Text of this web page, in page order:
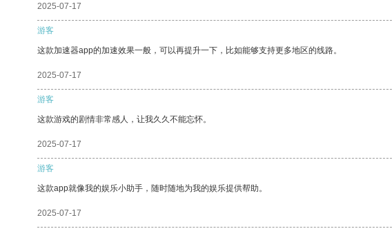
2025-07-17
游客
这款加速器app的加速效果一般，可以再提升一下，比如能够支持更多地区的线路。
2025-07-17
游客
这款游戏的剧情非常感人，让我久久不能忘怀。
2025-07-17
游客
这款app就像我的娱乐小助手，随时随地为我的娱乐提供帮助。
2025-07-17